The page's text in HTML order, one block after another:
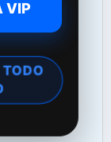
VIP